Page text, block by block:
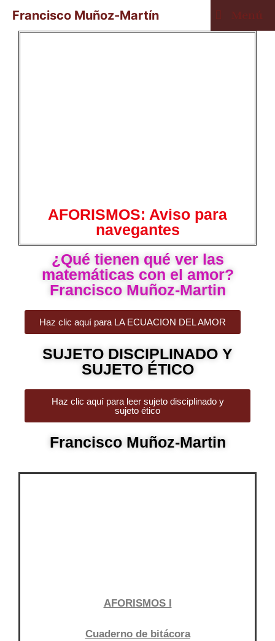
Francisco Muñoz-Martín Menú
AFORISMOS: Aviso para
navegantes
¿Qué tienen qué ver las
matemáticas con el amor?
Francisco Muñoz-Martin
Haz clic aquí para LA ECUACION DEL AMOR
SUJETO DISCIPLINADO Y
SUJETO ÉTICO
Haz clic aquí para leer sujeto disciplinado y
sujeto ético
Francisco Muñoz-Martin
AFORISMOS I
Cuaderno de bitácora